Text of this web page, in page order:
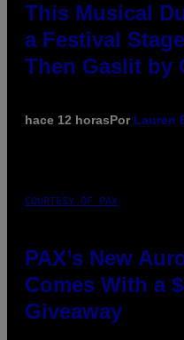
This Musical
a Festival
Then Gaslit by
hace 12 horasPor Lauren
COURTESY OF PAX
PAX’s New
Comes With a
Giveaway